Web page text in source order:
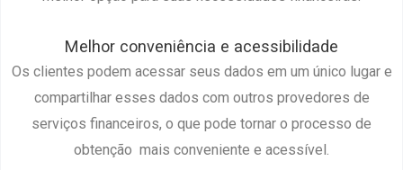
Melhor conveniência e acessibilidade
Os clientes podem acessar seus dados em um único lugar e
compartilhar esses dados com outros provedores de
serviços financeiros, o que pode tornar o processo de
obtenção mais conveniente e acessível.